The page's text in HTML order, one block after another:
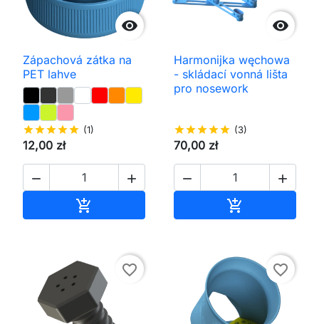

Zápachová zátka na
PET lahve
starstarstarstarstar (1)
12,00 zł
 


Harmonijka węchowa
- skládací vonná lišta
pro nosework
starstarstarstarstar (3)
70,00 zł
 

favorite_border favorite_border